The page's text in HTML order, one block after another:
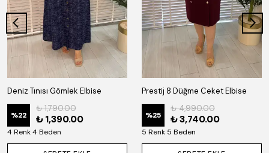
Deniz Tınısı Gömlek Elbise
%22
₺ 1,790.00
₺ 1,390.00
4 Renk 4 Beden
Prestij 8 Düğme Ceket Elbise
%25
₺ 4,990.00
₺ 3,740.00
5 Renk 5 Beden